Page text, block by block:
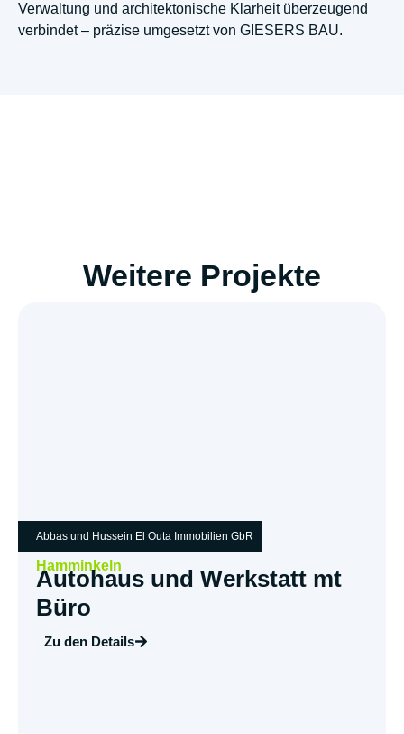
Verwaltung und architektonische Klarheit überzeugend
verbindet – präzise umgesetzt von GIESERS BAU.
Weitere Projekte
Abbas und Hussein El Outa Immobilien GbR
Hamminkeln
Autohaus und Werkstatt mt
Büro
Zu den Details